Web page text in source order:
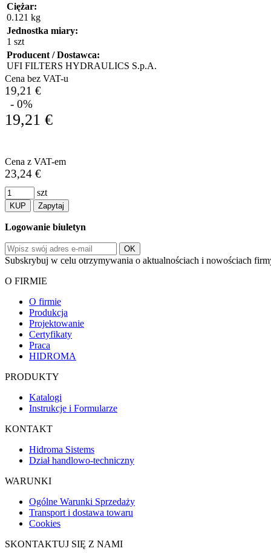
Ciężar:
0.121 kg
Jednostka miary:
1 szt
Producent / Dostawca:
UFI FILTERS HYDRAULICS S.p.A.
Cena bez VAT-u
19,21 €
- 0%
19,21 €
Cena z VAT-em
23,24 €
szt
KUP Zapytaj
Logowanie biuletyn
Subskrybuj w celu otrzymywania o aktualnościach i nowościach
O FIRMIE
O firmie
Produkcja
Projektowanie
Certyfikaty
Praca
HIDROMA
PRODUKTY
Katalogi
Instrukcje i Formularze
KONTAKT
Hidroma Sistems
Dział handlowo-techniczny
WARUNKI
Ogólne Warunki Sprzedaży
Transport i dostawa towaru
Cookies
SKONTAKTUJ SIĘ Z NAMI